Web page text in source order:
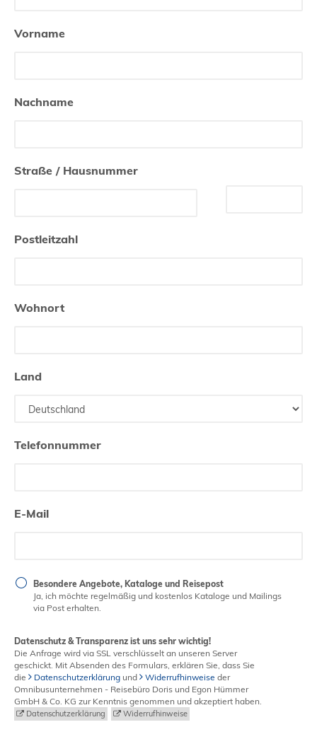
Vorname
Nachname
Straße / Hausnummer
Postleitzahl
Wohnort
Land
Telefonnummer
E-Mail
Besondere Angebote, Kataloge und Reisepost
Ja, ich möchte regelmäßig und kostenlos Kataloge und Mailings
via Post erhalten.
Datenschutz & Transparenz ist uns sehr wichtig!
Die Anfrage wird via SSL verschlüsselt an unseren Server
geschickt. Mit Absenden des Formulars, erklären Sie, dass Sie
die
Datenschutzerklärung und Widerrufhinweise der
Omnibusunternehmen - Reisebüro Doris und Egon Hümmer
GmbH & Co. KG zur Kenntnis genommen und akzeptiert haben.
Datenschutzerklärung Widerrufhinweise